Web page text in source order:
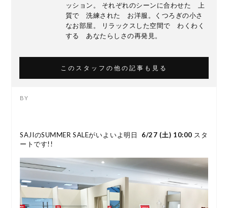
ッション。 それぞれのシーンに合わせた 上
質で 洗練された お洋服。くつろぎの小さ
なお部屋。 リラックスした空間で わくわく
する あなたらしさの再発見。
このスタッフの他の記事も見る
SAJIのSUMMER SALEがいよいよ明日 6/27 (土) 10:00 スタ
ートです!!